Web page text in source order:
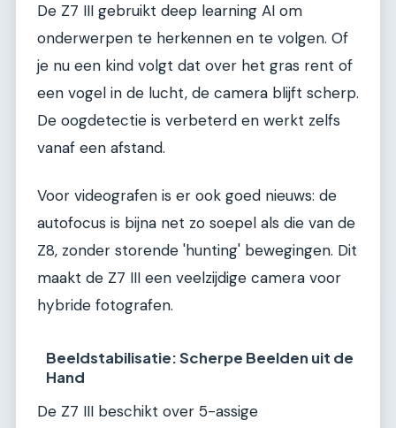
De Z7 III gebruikt deep learning AI om
onderwerpen te herkennen en te volgen. Of
je nu een kind volgt dat over het gras rent of
een vogel in de lucht, de camera blijft scherp.
De oogdetectie is verbeterd en werkt zelfs
vanaf een afstand.
Voor videografen is er ook goed nieuws: de
autofocus is bijna net zo soepel als die van de
Z8, zonder storende 'hunting' bewegingen. Dit
maakt de Z7 III een veelzijdige camera voor
hybride fotografen.
Beeldstabilisatie: Scherpe Beelden uit de
Hand
De Z7 III beschikt over 5-assige